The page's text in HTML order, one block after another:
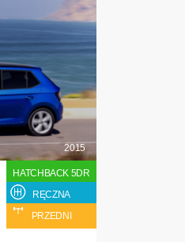
2015
HATCHBACK 5DR
RĘCZNA
PRZEDNI